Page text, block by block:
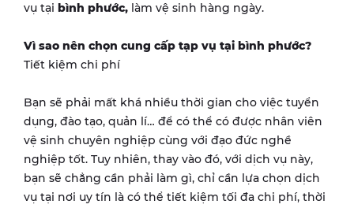
vụ tại bình phước, làm vệ sinh hàng ngày.
Vì sao nên chọn cung cấp tạp vụ tại bình phước?
Tiết kiệm chi phí
Bạn sẽ phải mất khá nhiều thời gian cho việc tuyển
dụng, đào tạo, quản lí… để có thể có được nhân viên
vệ sinh chuyên nghiệp cùng với đạo đức nghề
nghiệp tốt. Tuy nhiên, thay vào đó, với dịch vụ này,
bạn sẽ chẳng cần phải làm gì, chỉ cần lựa chọn dịch
vụ tại nơi uy tín là có thể tiết kiệm tối đa chi phí, thời